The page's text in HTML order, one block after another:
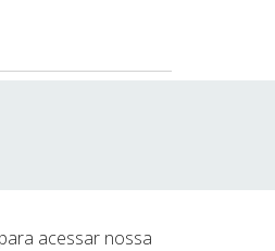
acessar nossa